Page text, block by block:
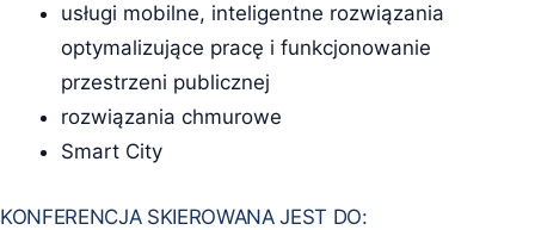
usługi mobilne, inteligentne rozwiązania
optymalizujące pracę i funkcjonowanie
przestrzeni publicznej
rozwiązania chmurowe
Smart City
KONFERENCJA SKIEROWANA JEST DO: